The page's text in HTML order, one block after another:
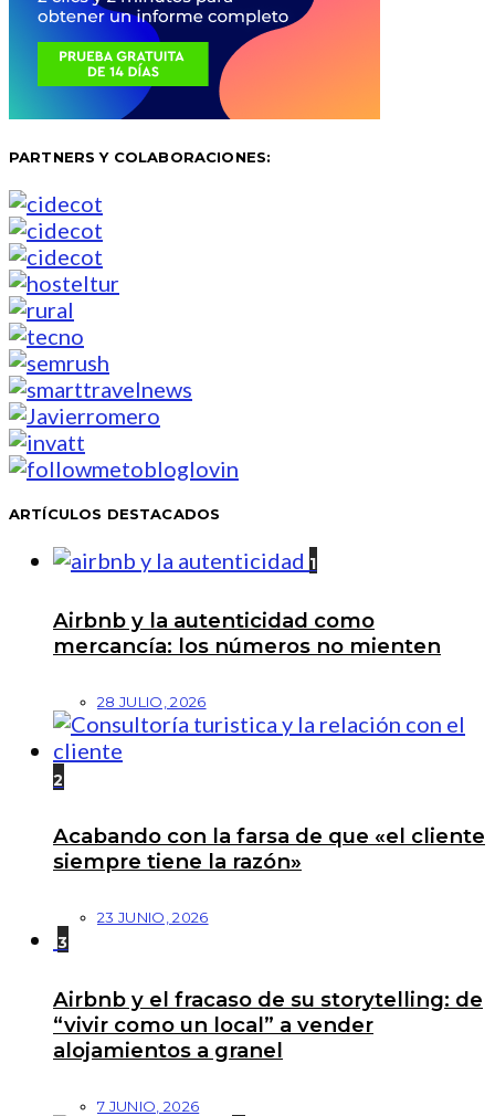
PARTNERS Y COLABORACIONES:
ARTÍCULOS DESTACADOS
1
Airbnb y la autenticidad como
mercancía: los números no mienten
28 JULIO, 2026
2
Acabando con la farsa de que «el cliente
siempre tiene la razón»
23 JUNIO, 2026
3
Airbnb y el fracaso de su storytelling: de
“vivir como un local” a vender
alojamientos a granel
7 JUNIO, 2026